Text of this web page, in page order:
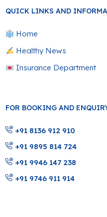
QUICK LINKS AND
Home
Healthy News
Insurance Department
FOR BOOKING AND
+91 8136 912 910
+91 9895 814 724
+91 9946 147 238
+91 9746 911 914